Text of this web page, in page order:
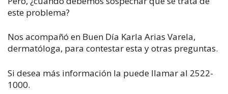
este problema?
Nos acompañó en Buen Día Karla Arias Varela,
dermatóloga, para contestar esta y otras preguntas.
Si desea más información la puede llamar al 2522-
1000.